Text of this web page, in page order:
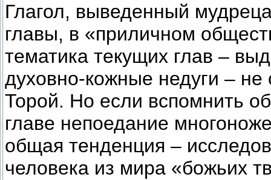
Глагол, выведенный
главы, в «приличном
тематика текущих глав –
духовно-кожные недуги –
Торой. Но если вспомнить
главе непоедание
общая тенденция –
человека из мира «божьих